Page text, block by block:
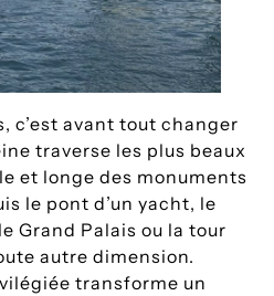
c’est avant tout changer
traverse les plus beaux
et longe des monuments
le pont d’un yacht, le
Grand Palais ou la tour
autre dimension.
transforme un